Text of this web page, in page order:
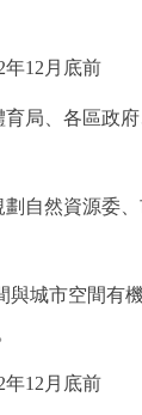
12月底前
、各區政府
然資源委、
城市空間有機
12月底前